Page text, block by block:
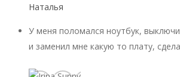
Наталья
У меня поломался ноутбук,
и заменил мне какую то плату,